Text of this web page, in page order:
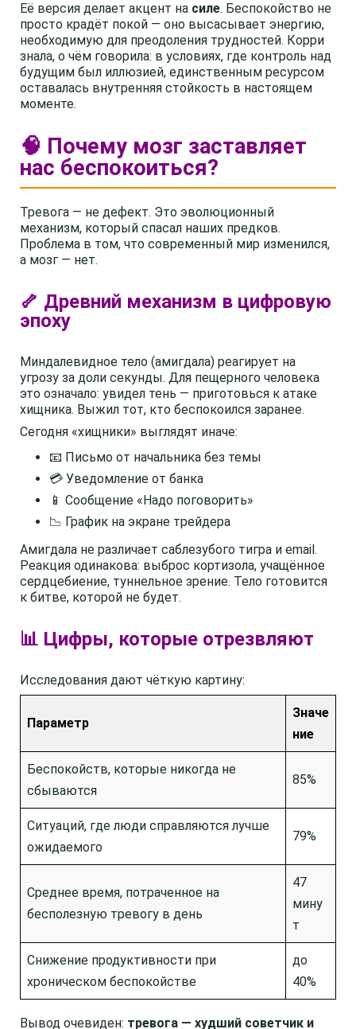
Её версия делает акцент на силе. Беспокойство не
просто крадёт покой — оно высасывает энергию,
необходимую для преодоления трудностей. Корри
знала, о чём говорила: в условиях, где контроль над
будущим был иллюзией, единственным ресурсом
оставалась внутренняя стойкость в настоящем
моменте.
🧠 Почему мозг заставляет
нас беспокоиться?
Тревога — не дефект. Это эволюционный
механизм, который спасал наших предков.
Проблема в том, что современный мир изменился,
а мозг — нет.
🦴 Древний механизм в цифровую
эпоху
Миндалевидное тело (амигдала) реагирует на
угрозу за доли секунды. Для пещерного человека
это означало: увидел тень — приготовься к атаке
хищника. Выжил тот, кто беспокоился заранее.
Сегодня «хищники» выглядят иначе:
📧 Письмо от начальника без темы
💳 Уведомление от банка
📱 Сообщение «Надо поговорить»
📉 График на экране трейдера
Амигдала не различает саблезубого тигра и email.
Реакция одинакова: выброс кортизола, учащённое
сердцебиение, туннельное зрение. Тело готовится
к битве, которой не будет.
📊 Цифры, которые отрезвляют
Исследования дают чёткую картину:
Параметр
Значе
ние
Беспокойств, которые никогда не
сбываются
85%
Ситуаций, где люди справляются лучше
ожидаемого
79%
Среднее время, потраченное на
бесполезную тревогу в день
47
мину
т
Снижение продуктивности при
хроническом беспокойстве
до
40%
Вывод очевиден: тревога — худший советчик и